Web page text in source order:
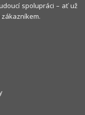
spolupráci – ať už